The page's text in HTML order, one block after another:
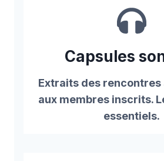
Capsules
Extraits des
aux membres inscrits.
essentiels.